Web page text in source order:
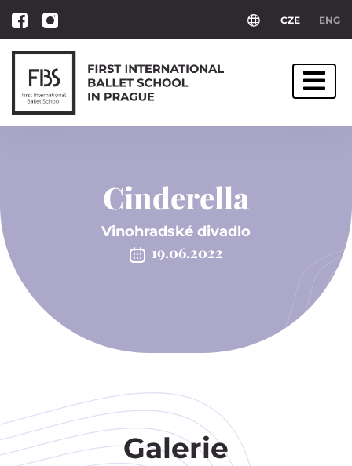
CZE ENG
Cinderella
Vinohradské divadlo
19.06.2022
Galerie